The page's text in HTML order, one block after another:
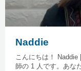
Naddie
こんにちは！
師の 1 人です。あな